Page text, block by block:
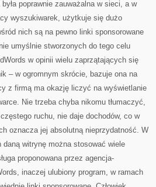
poprawnie zauważalna w sieci, a w
wyszukiwarek, użytkuje się dużo
nich są na pewno linki sponsorowane
umyślnie stworzonych do tego celu
w opinii wielu zaprzątających się
– w ogromnym skrócie, bazuje ona na
z firmą ma okazję liczyć na wyświetlanie
Nie trzeba chyba nikomu tłumaczyć,
ruchu, nie daje dochodów, co w
oznacza jej absolutną nieprzydatność. W
witrynę można stosować wiele
proponowana przez agencja-
inaczej ulubiony program, w ramach